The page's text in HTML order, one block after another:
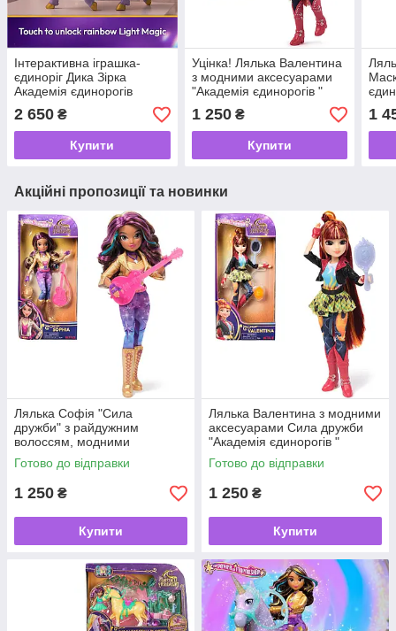
Інтерактивна іграшка-
єдиноріг Дика Зірка
Академія єдинорогів
Unicorn Academy Wildstar
Unicorn
2 650 ₴
Купити
Уцінка! Лялька Валентина
з модними аксесуарами
"Академія єдинорогів "
Unicorn Academy Valentina
1 250₴
Купити
1
Акційні пропозиції та новинки
Лялька Софія "Сила
дружби" з райдужним
волоссям, модними
аксесуарами "Академія
єдинорогів" Unicorn
Academy Power of Friendship
Готово до відправки
1 250 ₴
Купити
Лялька Валентина з модними
аксесуарами Сила дружби
"Академія єдинорогів "
Unicorn Academy Valentina
Готово до відправки
1 250 ₴
Купити